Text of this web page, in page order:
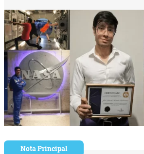
Nota Principal